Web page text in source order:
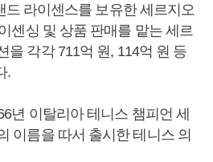
드 라이센스를 보유한 세르지오
센싱 및 상품 판매를 맡는 세르
을 각각 711억 원, 114억 원 등
.
년 이탈리아 테니스 챔피언 세
이름을 따서 출시한 테니스 의